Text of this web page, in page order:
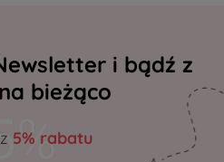
i bądź z
bieżąco
5% rabatu